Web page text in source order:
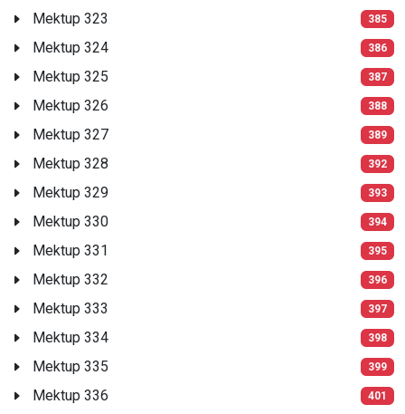
Mektup 323 385
Mektup 324 386
Mektup 325 387
Mektup 326 388
Mektup 327 389
Mektup 328 392
Mektup 329 393
Mektup 330 394
Mektup 331 395
Mektup 332 396
Mektup 333 397
Mektup 334 398
Mektup 335 399
Mektup 336 401